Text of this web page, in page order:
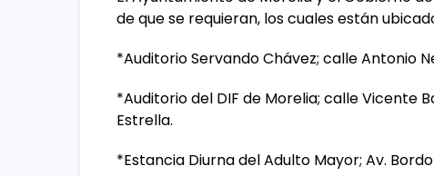
de que se requieran, los cuales están
*Auditorio Servando Chávez; calle Antonio
*Auditorio del DIF de Morelia; calle Vicente
Estrella.
*Estancia Diurna del Adulto Mayor; Av.